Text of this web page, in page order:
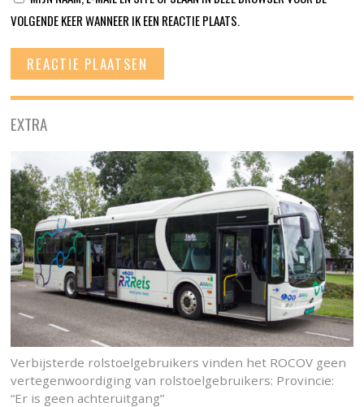
VOLGENDE KEER WANNEER IK EEN REACTIE PLAATS.
EXTRA
Verbijsterde rolstoelgebruikers vinden het ROCOV geen
vertegenwoordiging van rolstoelgebruikers: Provincie:
“Er is geen achteruitgang”